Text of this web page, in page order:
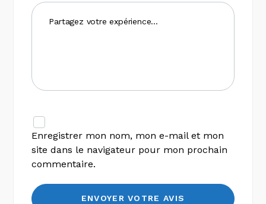
Enregistrer mon nom, mon e-mail et mon
site dans le navigateur pour mon prochain
commentaire.